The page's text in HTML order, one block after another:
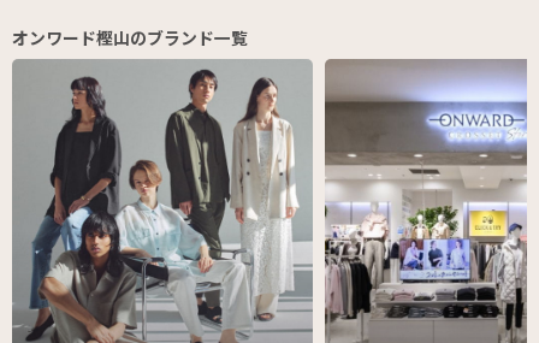
オンワード樫山のブランド一覧